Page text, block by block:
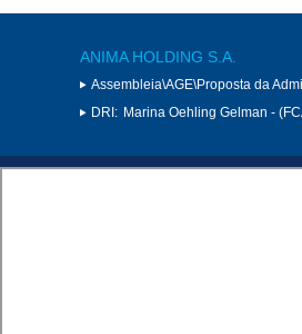
ANIMA HOLDING S.A.
Assembleia\AGE\Proposta da
DRI: Marina Oehling Gelman -